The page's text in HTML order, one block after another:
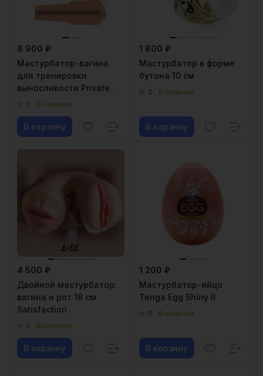
8 900 ₽
Мастурбатор-вагина
для тренировки
выносливости Private
Personal Trainer Tube
0 В наличии
В корзину
1 800 ₽
Мастурбатор в форме
бутона 10 см
0 В наличии
В корзину
4 500 ₽
Двойной мастурбатор:
вагина и рот 18 см
Satisfaction
0 В наличии
В корзину
1 200 ₽
Мастурбатор-яйцо
Tenga Egg Shiny II
0 В наличии
В корзину